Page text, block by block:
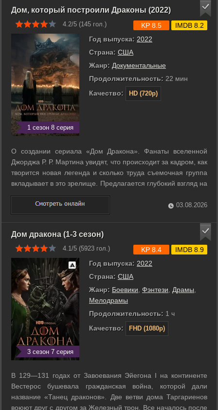
Дом, который построили Драконы (2022)
4.2/5 (145 гол.)
1 сезон 8 серия
Год выпуска: 2022
Страна: США
Жанр: Документальные
Продолжительность: 22 мин
Качество:
HD (720p)
KP 8.5 IMDB 8.2
О создании сериала «Дом Дракона». Фанаты вселенной
Джорджа Р. Р. Мартина увидят, что происходит за кадром, как
творится новая легенда и сколько труда съемочная группа
вкладывает в это зрелище. Предлагается глубокий взгляд на
каждый аспект шоу, начиная от костюмов и заканчивая
проработкой характеров персонажей. ...
03.08.2026
Дом дракона (1-3 сезон)
4.1/5 (5923 гол.)
3 сезон 7 серия
Год выпуска: 2022
Страна: США
Жанр: Боевики Фэнтези Драмы
Мелодрамы
Продолжительность: 1 ч
Качество:
FHD (1080p)
KP 8.4 IMDB 8.9
В 129—131 годах от Завоевания Эйегона I на континенте
Вестерос бушевала гражданская война, которой дали
название «Танец драконов». Две ветви дома Таргариенов
воюют друг с другом за Железный трон. Все началось после